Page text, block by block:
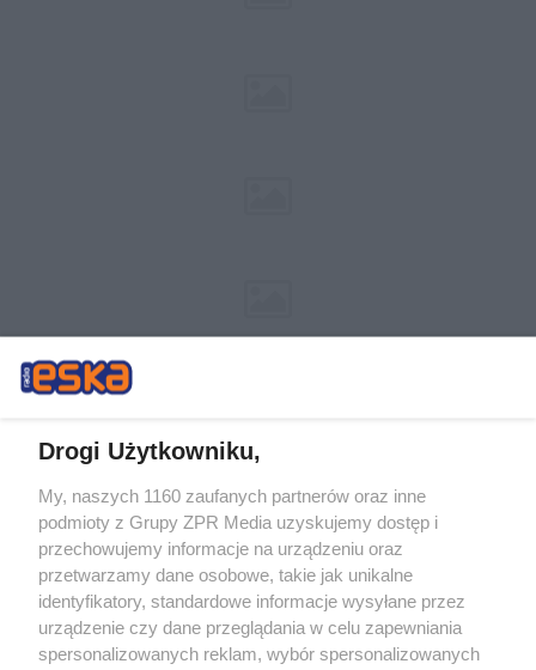
Żaden utwór zamieszczony w serwisie nie może być powielany i
rozpowszechniany lub dalej rozpowszechniany w jakikolwiek sposób (w
tym także elektroniczny lub mechaniczny) na jakimkolwiek polu
eksploatacji w jakiejkolwiek formie, włącznie z umieszczaniem w Internecie
bez pisemnej zgody właściciela praw. Jakiekolwiek użycie lub
wykorzystanie utworów w całości lub w części z naruszeniem prawa, tzn.
bez właściwej zgody, jest zabronione pod groźbą kary i może być ścigane
prawnie.
Drogi Użytkowniku,
My, naszych 1160 zaufanych partnerów oraz inne
podmioty z Grupy ZPR Media uzyskujemy dostęp i
przechowujemy informacje na urządzeniu oraz
przetwarzamy dane osobowe, takie jak unikalne
identyfikatory, standardowe informacje wysyłane przez
urządzenie czy dane przeglądania w celu zapewniania
spersonalizowanych reklam, wybór spersonalizowanych